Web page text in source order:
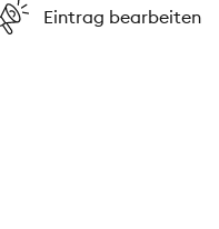
Eintrag bearbeiten